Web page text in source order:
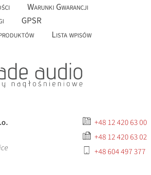
Warunki Gwarancji
GPSR
Lista wpisów
+48 12 420 63 00
+48 12 420 63 02
+48 604 497 377